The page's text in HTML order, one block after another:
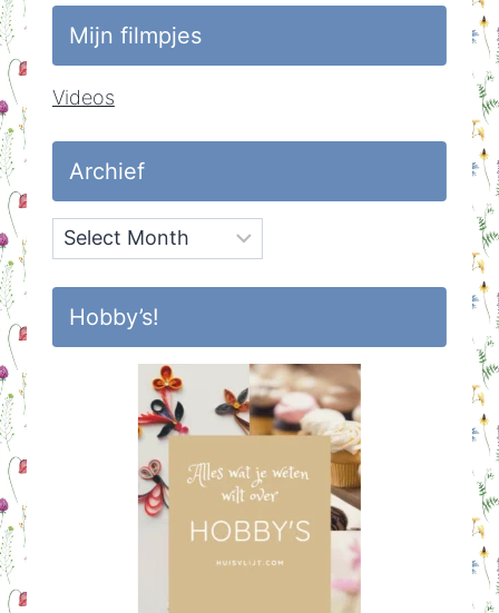
Mijn filmpjes
Videos
Archief
Archief
Hobby’s!